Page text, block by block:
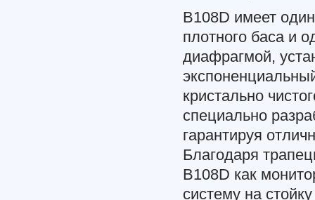
B108D имеет
плотного баса и
диафрагмой,
кристально
специально
гарантируя
Благодаря
B108D как
систему на